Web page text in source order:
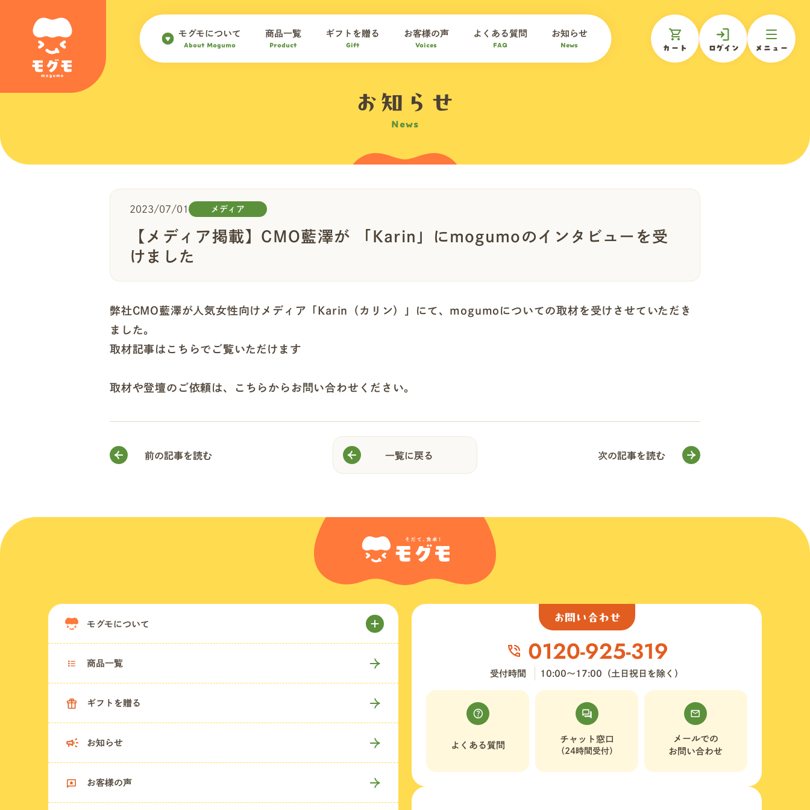
モグモについて
About Mogumo
商品一覧
Product
ギフトを贈る
Gift
お客様の声
Voices
よくある質問
FAQ
お知らせ
News カート ログイン メニュー
お知らせ
News
2023/07/01 メディア
【メディア掲載】CMO藍澤が 「Karin」にmogumoのインタビューを受
けました
弊社CMO藍澤が人気女性向けメディア「Karin（カリン）」にて、mogumoについての取材を受けさせていただき
ました。
取材記事は こちらでご覧いただけます
取材や登壇のご依頼は、 こちら からお問い合わせください。
前の記事を読む 一覧に戻る 次の記事を読む
モグモについて
商品一覧
ギフトを贈る
お知らせ
お客様の声
お問い合わせ
受付時間 10:00〜17:00（土日祝日を除く）
よくある質問
チャット窓口
（24時間受付）
メールでの
お問い合わせ